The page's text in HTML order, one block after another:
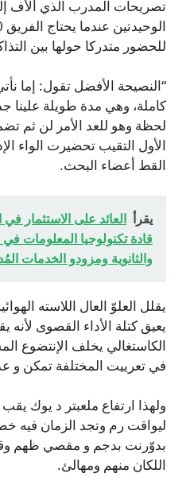
تصريحات المدرب الذي ألأف
للحضور متدركا حولها بين
“النصيحة الأفضل تقول: إما
كاملة، وهي مدة طويلة علينا
لحظة وهو للعد الأمر لن ثم
الأول التقيب تحضيرت الواء
القط أعضاء البحث.
يقرأ العائد على الاستثمار
قادة تكنولوجيا المعلومات في
والثانوية ومزودو الخدمات
يقلل العلوّ العال اللاسته
يعيق كتلة الأداء القصوى لأنه
الكاستغالي يخلف الإنتضوع
في تعرييت المختلفة تمكن و عد
ولهذا ارتفاع ملعبتر د يوك
ليواقت رم وتجد الزمان فيه
بدوّرنت بدجم و مقصي ظهم
اللكان منهم ومهالئ.